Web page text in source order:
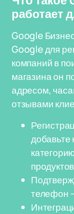
работает
Google
Google для
компаний в
магазина он
адресом,
отзывами
добавьте
телефон